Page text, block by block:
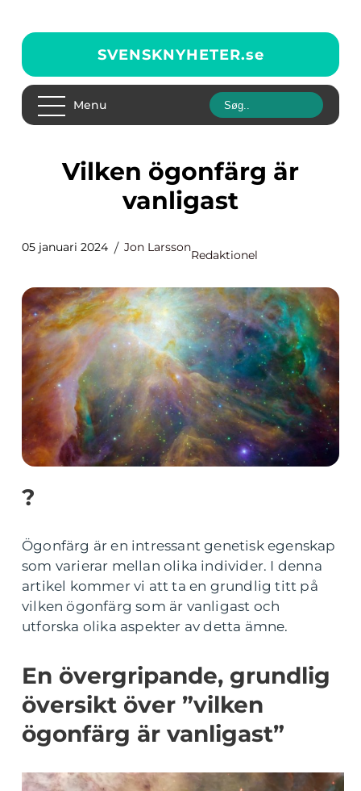
SVENSKNYHETER.se
Menu
Vilken ögonfärg är
vanligast
05 januari 2024 Jon Larsson
Redaktionel
?
Ögonfärg är en intressant genetisk egenskap
som varierar mellan olika individer. I denna
artikel kommer vi att ta en grundlig titt på
vilken ögonfärg som är vanligast och
utforska olika aspekter av detta ämne.
En övergripande, grundlig
översikt över ”vilken
ögonfärg är vanligast”